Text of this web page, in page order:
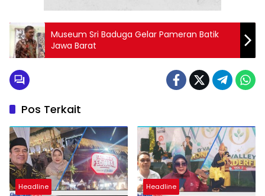
Museum Sri Baduga Gelar Pameran Batik
Jawa Barat
Pos Terkait
Headline Headline